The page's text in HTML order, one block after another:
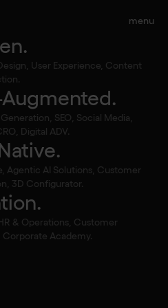
menu
User Experience, Content
SEO, Social Media,
Digital ADV.
Agentic AI Solutions, Customer
3D Configurator.
& Operations, Customer
Academy.
Tutti gli articoli
tre
diverse
di
Google